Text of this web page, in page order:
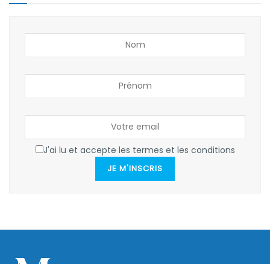
J'ai lu et accepte les termes et les conditions
JE M'INSCRIS